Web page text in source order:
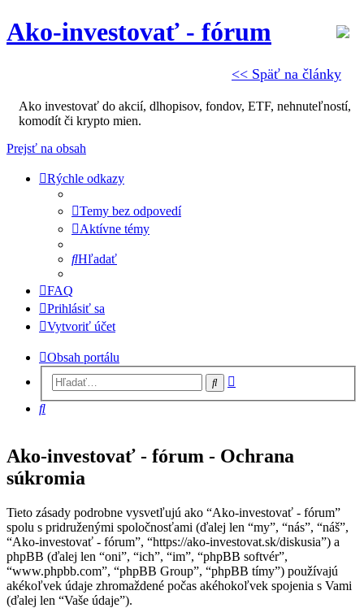
<< Späť na články
Ako-investovať - fórum
Ako investovať do akcií, dlhopisov, fondov, ETF, nehnuteľností,
komodít či krypto mien.
Prejsť na obsah
Rýchle odkazy
Temy bez odpovedí
Aktívne témy
Hľadať
FAQ
Prihlásiť sa
Vytvoriť účet
Obsah portálu
Hľadať
Hľadať
Ako-investovať - fórum - Ochrana
súkromia
Tieto zásady podrobne vysvetľujú ako “Ako-investovať - fórum”
spolu s pridruženými spoločnosťami (ďalej len “my”, “nás”, “náš”,
“Ako-investovať - fórum”, “https://ako-investovat.sk/diskusia”) a
phpBB (ďalej len “oni”, “ich”, “im”, “phpBB softvér”,
“www.phpbb.com”, “phpBB Group”, “phpBB tímy”) používajú
akékoľvek údaje zhromaždené počas akéhokoľvek spojenia s Vami
(ďalej len “Vaše údaje”).